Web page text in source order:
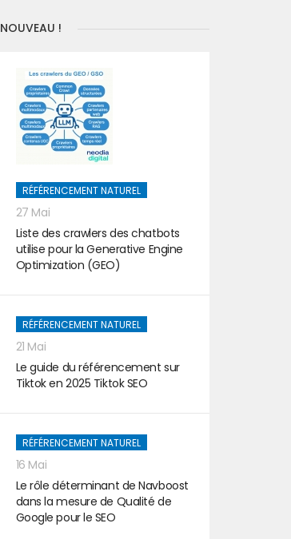
NOUVEAU !
RÉFÉRENCEMENT NATUREL
27 Mai
Liste des crawlers des chatbots
utilise pour la Generative Engine
Optimization (GEO)
RÉFÉRENCEMENT NATUREL
21 Mai
Le guide du référencement sur
Tiktok en 2025 Tiktok SEO
RÉFÉRENCEMENT NATUREL
16 Mai
Le rôle déterminant de Navboost
dans la mesure de Qualité de
Google pour le SEO